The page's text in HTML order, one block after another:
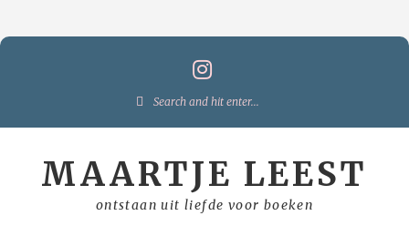
Search
MAARTJE LEEST
ontstaan uit liefde voor boeken